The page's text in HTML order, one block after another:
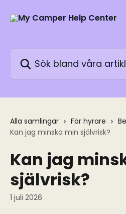
Alla samlingar För hyrare
Kan jag minska min självrisk?
Kan jag
självrisk?
1 juli 2026